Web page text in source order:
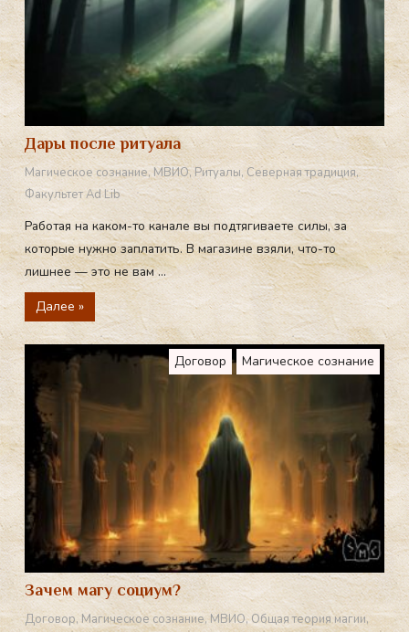
Дары после ритуала
Магическое сознание,МВИО,Ритуалы,Северная традиция,
Факультет Ad Lib
Работая на каком-то канале вы подтягиваете силы, за
которые нужно заплатить. В магазине взяли, что-то
лишнее — это не вам ...
Далее »
Договор Магическое сознание
Зачем магу социум?
Договор,Магическое сознание,МВИО,Общая теория магии,